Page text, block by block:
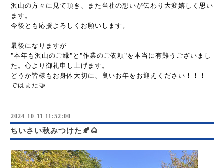
沢山の方々に見て頂き、また当社の想いが伝わり大変嬉しく思い
ます。
今後とも応援よろしくお願いします。
最後になりますが
"本年も沢山のご縁"と"作業のご依頼"を本当に有難うございまし
た。心より御礼申し上げます。
どうか皆様もお身体大切に、良いお年をお迎えください！！！
ではまた🤝
2024-10-11 11:52:00
ちいさい秋みつけた🍂🌰